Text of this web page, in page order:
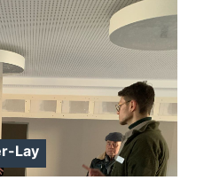
Lay